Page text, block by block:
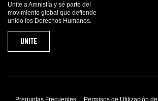
Uníte a Amnistía y sé parte del
movimiento global que defiende
unido los Derechos Humanos.
UNITE
Preguntas Frecuentes Permisos de Utilización